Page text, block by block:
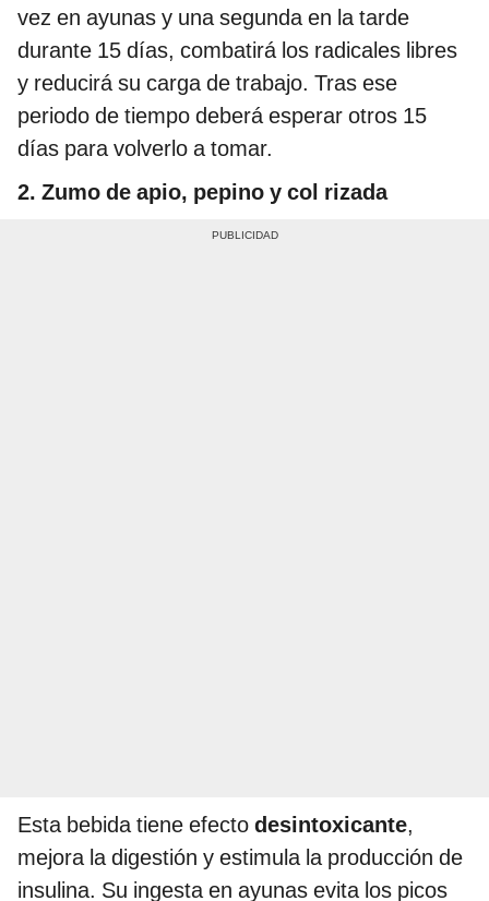
vez en ayunas y una segunda en la tarde
durante 15 días, combatirá los radicales libres
y reducirá su carga de trabajo. Tras ese
periodo de tiempo deberá esperar otros 15
días para volverlo a tomar.
2. Zumo de apio, pepino y col rizada
Esta bebida tiene efecto desintoxicante,
mejora la digestión y estimula la producción de
insulina. Su ingesta en ayunas evita los picos